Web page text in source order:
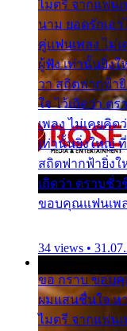
ไมตรี จากแฟน
นาม ยอดรักเอา
คู่แฟนเพลง ไม่
ผู้ฟัง เท่านั้นยิ่ง
วา สถิตฟากฟ้า
ใจ ไว้เถิดว่า ต
เพลง ไม่เคยคิด
เท่านั้นยิ่งใหญ่ ที่
สถิตฟากฟ้ายิ่งใ
เถิดว่า ตราบชั่
ขอบคุณแฟนเพล
34 views •
ขอ กราบ ขอบ
ผมแสนชื่นใจ หา
ไมตรี จากแฟน